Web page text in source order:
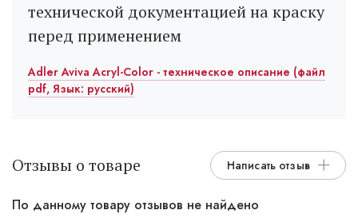
технической документацией на краску
перед применением
Adler Aviva Acryl-Color - техническое описание (файл
pdf, Язык: русский)
Отзывы о товаре Написать отзыв
По данному товару отзывов не найдено